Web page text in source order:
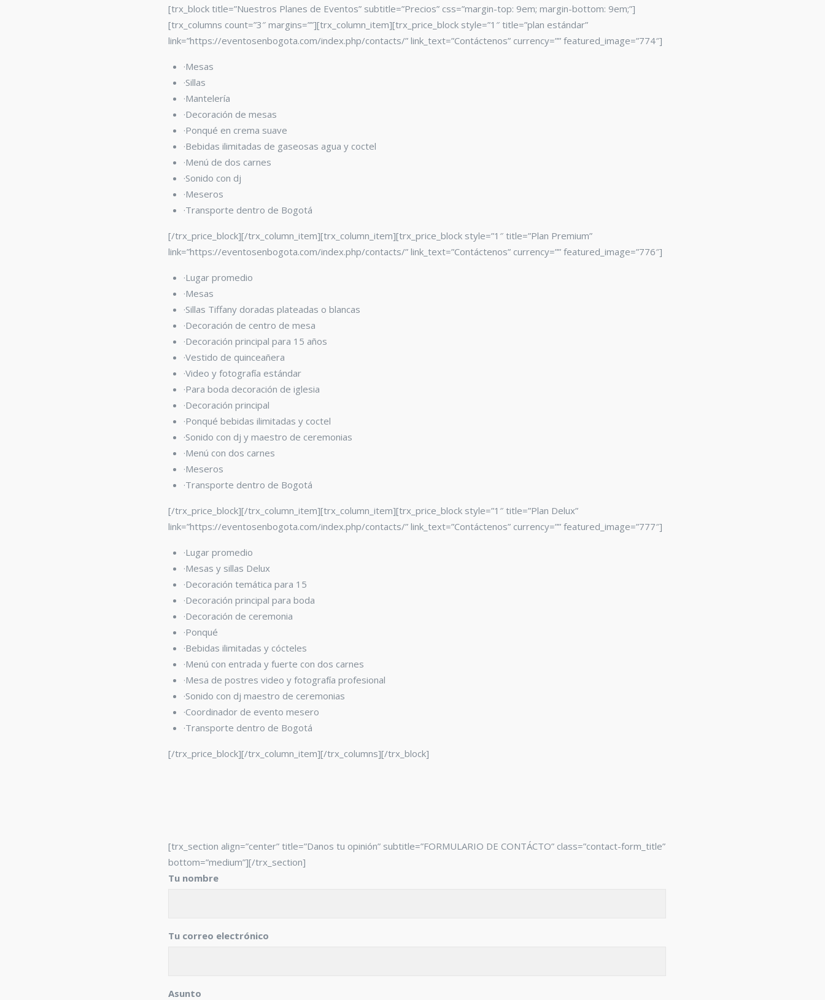
[trx_block title=”Nuestros Planes de Eventos” subtitle=”Precios” css=”margin-top: 9em; margin-bottom: 9em;”]
[trx_columns count=”3″ margins=””][trx_column_item][trx_price_block style=”1″ title=”plan estándar”
link=”https://eventosenbogota.com/index.php/contacts/” link_text=”Contáctenos” currency=”” featured_image=”774″]
·Mesas
·Sillas
·Mantelería
·Decoración de mesas
·Ponqué en crema suave
·Bebidas ilimitadas de gaseosas agua y coctel
·Menú de dos carnes
·Sonido con dj
·Meseros
·Transporte dentro de Bogotá
[/trx_price_block][/trx_column_item][trx_column_item][trx_price_block style=”1″ title=”Plan Premium”
link=”https://eventosenbogota.com/index.php/contacts/” link_text=”Contáctenos” currency=”” featured_image=”776″]
·Lugar promedio
·Mesas
·Sillas Tiffany doradas plateadas o blancas
·Decoración de centro de mesa
·Decoración principal para 15 años
·Vestido de quinceañera
·Video y fotografía estándar
·Para boda decoración de iglesia
·Decoración principal
·Ponqué bebidas ilimitadas y coctel
·Sonido con dj y maestro de ceremonias
·Menú con dos carnes
·Meseros
·Transporte dentro de Bogotá
[/trx_price_block][/trx_column_item][trx_column_item][trx_price_block style=”1″ title=”Plan Delux”
link=”https://eventosenbogota.com/index.php/contacts/” link_text=”Contáctenos” currency=”” featured_image=”777″]
·Lugar promedio
·Mesas y sillas Delux
·Decoración temática para 15
·Decoración principal para boda
·Decoración de ceremonia
·Ponqué
·Bebidas ilimitadas y cócteles
·Menú con entrada y fuerte con dos carnes
·Mesa de postres video y fotografía profesional
·Sonido con dj maestro de ceremonias
·Coordinador de evento mesero
·Transporte dentro de Bogotá
[/trx_price_block][/trx_column_item][/trx_columns][/trx_block]
[trx_section align=”center” title=”Danos tu opinión” subtitle=”FORMULARIO DE CONTÁCTO” class=”contact-form_title”
bottom=”medium”][/trx_section]
Tu nombre
Tu correo electrónico
Asunto